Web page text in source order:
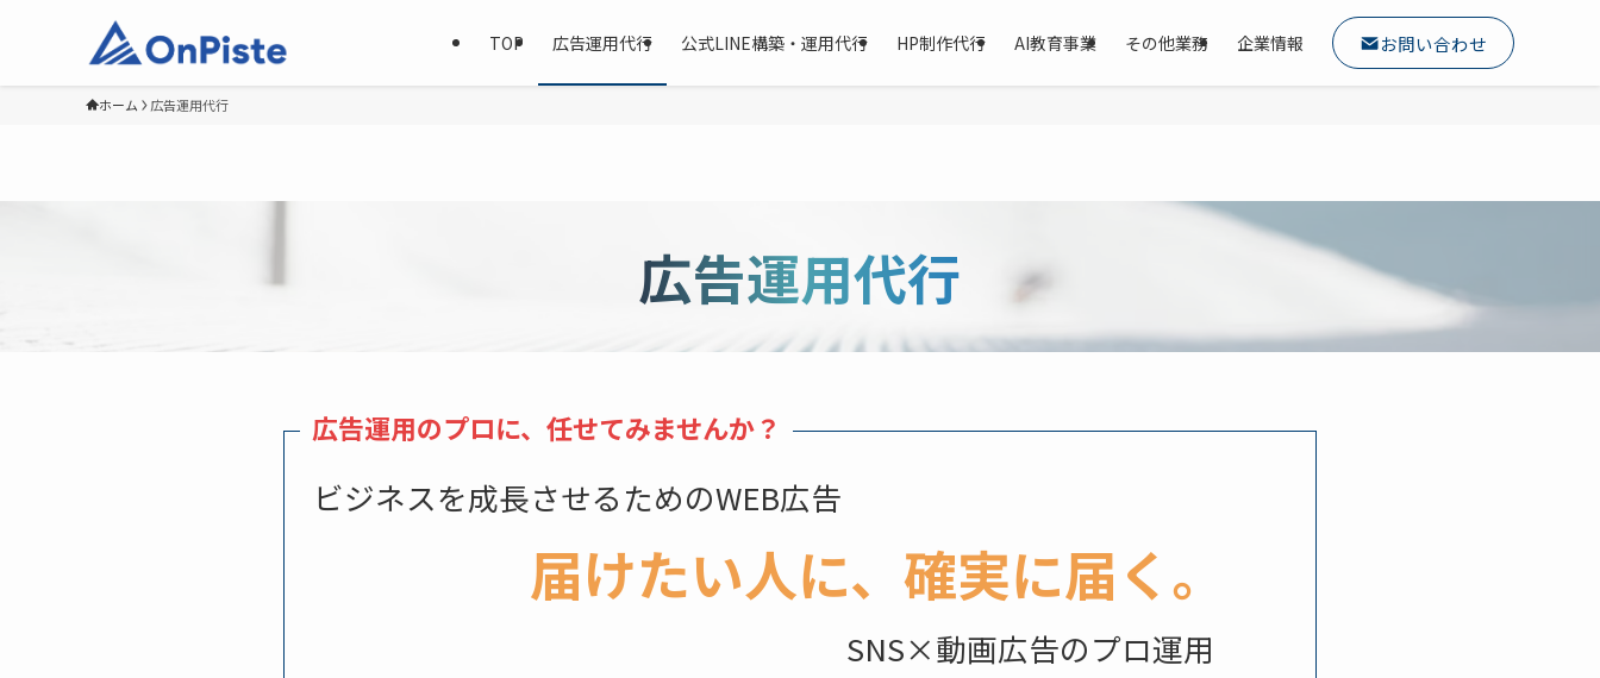
TOP 広告運用代行 公式LINE構築・運用代行 HP制作代行 AI教育事業 その他業務 企業情報 お問い合わせ
ホーム 広告運用代行
広告運用代行
広告運用のプロに、任せてみませんか？
ビジネスを成長させるためのWEB広告
届けたい人に、確実に届く。
SNS×動画広告のプロ運用